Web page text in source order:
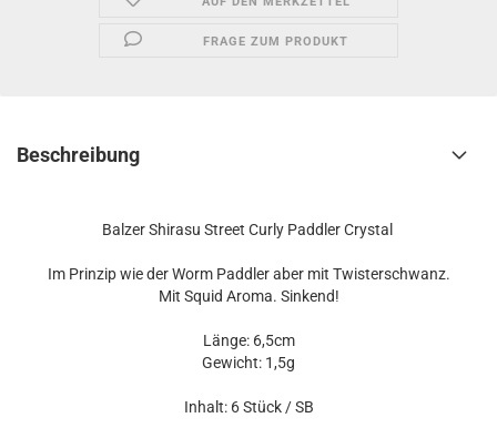
FRAGE ZUM PRODUKT
Beschreibung
Balzer Shirasu Street Curly Paddler Crystal
Im Prinzip wie der Worm Paddler aber mit Twisterschwanz.
Mit Squid Aroma. Sinkend!
Länge: 6,5cm
Gewicht: 1,5g
Inhalt: 6 Stück / SB